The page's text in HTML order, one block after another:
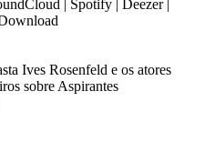
| Spotify | Deezer |
Ives Rosenfeld e os atores
sobre Aspirantes